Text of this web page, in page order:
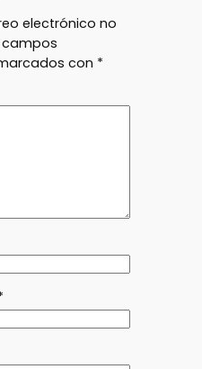
electrónico no
campos
con *